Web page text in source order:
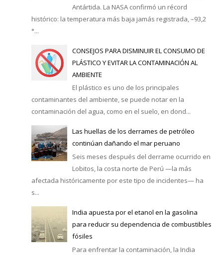
Antártida. La NASA confirmó un récord
histórico: la temperatura más baja jamás registrada, –93,2
°...
CONSEJOS PARA DISMINUIR EL CONSUMO DE
PLÁSTICO Y EVITAR LA CONTAMINACIÓN AL
AMBIENTE
El plástico es uno de los principales
contaminantes del ambiente, se puede notar en la
contaminación del agua, como en el suelo, en dond...
Las huellas de los derrames de petróleo
continúan dañando el mar peruano
Seis meses después del derrame ocurrido en
Lobitos, la costa norte de Perú —la más
afectada históricamente por este tipo de incidentes— ha
s...
India apuesta por el etanol en la gasolina
para reducir su dependencia de combustibles
fósiles
Para enfrentar la contaminación, la India